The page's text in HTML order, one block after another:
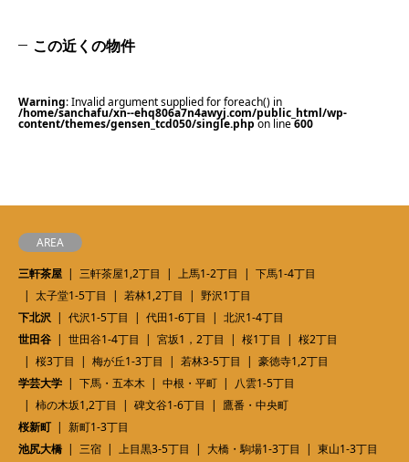
この近くの物件
Warning: Invalid argument supplied for foreach() in
/home/sanchafu/xn--ehq806a7n4awyj.com/public_html/wp-
content/themes/gensen_tcd050/single.php on line600
AREA
三軒茶屋
三軒茶屋1,2丁目 上馬1-2丁目
下馬1-4丁目
太子堂1-5丁目
若林1,2丁目
野沢1丁目
下北沢
代沢1-5丁目 代田1-6丁目
北沢1-4丁目
世田谷
世田谷1-4丁目 宮坂1，2丁目 桜1丁目
桜2丁目
桜3丁目
梅が丘1-3丁目 若林3-5丁目
豪徳寺1,2丁目
学芸大学
下馬・五本木 中根・平町
八雲1-5丁目
柿の木坂1,2丁目
碑文谷1-6丁目
鷹番・中央町
桜新町
新町1-3丁目
池尻大橋
三宿 上目黒3-5丁目 大橋・駒場1-3丁目
東山1-3丁目